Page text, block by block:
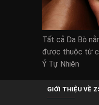
Tất cả Da Bò
được thuộc từ
Ý Tự Nhiên
GIỚI THIỆU VỀ